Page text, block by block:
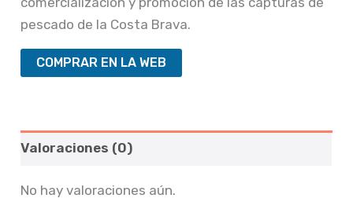
pescado de la Costa Brava.
COMPRAR EN LA WEB
Valoraciones (0)
No hay valoraciones aún.